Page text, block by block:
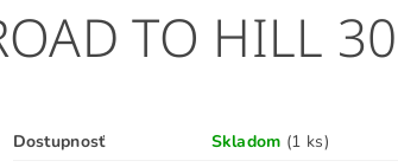
TO HILL 30
Dostupnosť Skladom (1 ks)